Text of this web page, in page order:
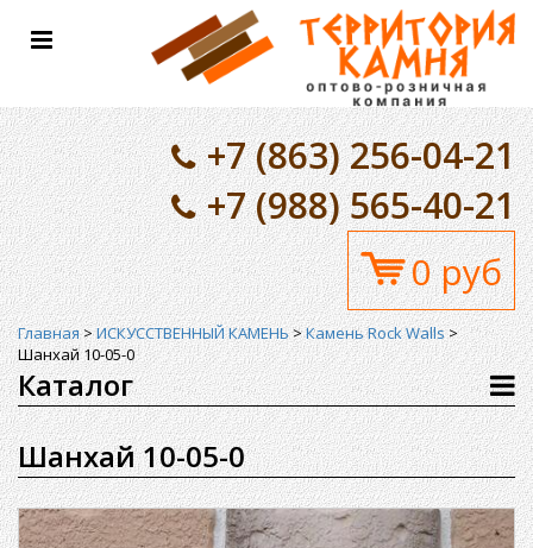
Toggle
+7 (863) 256-04-21
+7 (988) 565-40-21
0 руб
Главная>ИСКУССТВЕННЫЙ КАМЕНЬ>Камень Rock Walls>
Шанхай 10-05-0
Каталог
Шанхай 10-05-0